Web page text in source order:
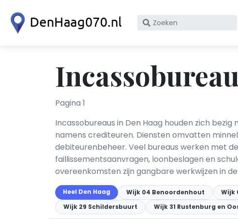
Zoek
KvK
nummer
Pagina 1
Incassobureaus in Den Haag houden zich
namens crediteuren. Diensten omvatten
debiteurenbeheer. Veel bureaus werken met
faillissementsaanvragen, loonbeslagen en
overeenkomsten zijn gangbare werkwijzen in
Heel Den Haag Wijk 04 Benoordenhout Wijk
Wijk 29 Schildersbuurt
Wijk 31 Rustenburg en